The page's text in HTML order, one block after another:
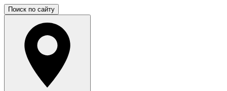
Поиск по сайту